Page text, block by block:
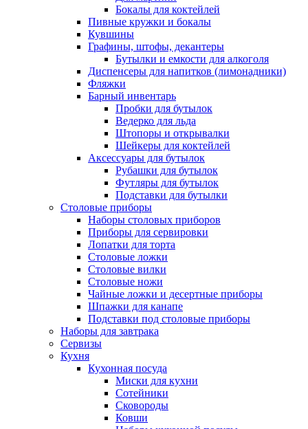
Бокалы для коктейлей
Пивные кружки и бокалы
Кувшины
Графины, штофы, декантеры
Бутылки и емкости для алкоголя
Диспенсеры для напитков (лимонадники)
Фляжки
Барный инвентарь
Пробки для бутылок
Ведерко для льда
Штопоры и открывалки
Шейкеры для коктейлей
Аксессуары для бутылок
Рубашки для бутылок
Футляры для бутылок
Подставки для бутылки
Столовые приборы
Наборы столовых приборов
Приборы для сервировки
Лопатки для торта
Столовые ложки
Столовые вилки
Столовые ножи
Чайные ложки и десертные приборы
Шпажки для канапе
Подставки под столовые приборы
Наборы для завтрака
Сервизы
Кухня
Кухонная посуда
Миски для кухни
Сотейники
Сковороды
Ковши